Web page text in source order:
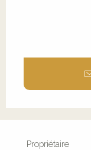
Propriétaire